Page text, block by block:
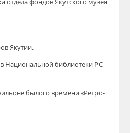
Якутии.
Национальной библиотеки РС
былого времени «Ретро-